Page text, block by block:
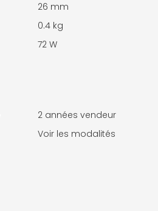
26 mm
0.4 kg
72 W
2 années vendeur
Voir les modalités